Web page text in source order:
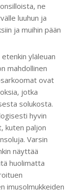
ne
luuhun ja
ja muihin pään
yläleuan
mahdollinen
ovat
jotka
solukosta.
hyvin
kuten paljon
Varsin
näyttää
huolimatta
imusolmukkeiden